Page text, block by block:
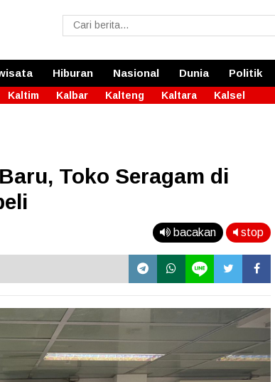
Hiburan Nasional Dunia Politik
Kaltim Kalbar Kalteng Kaltara Kalsel
Toko Seragam di
bacakan stop